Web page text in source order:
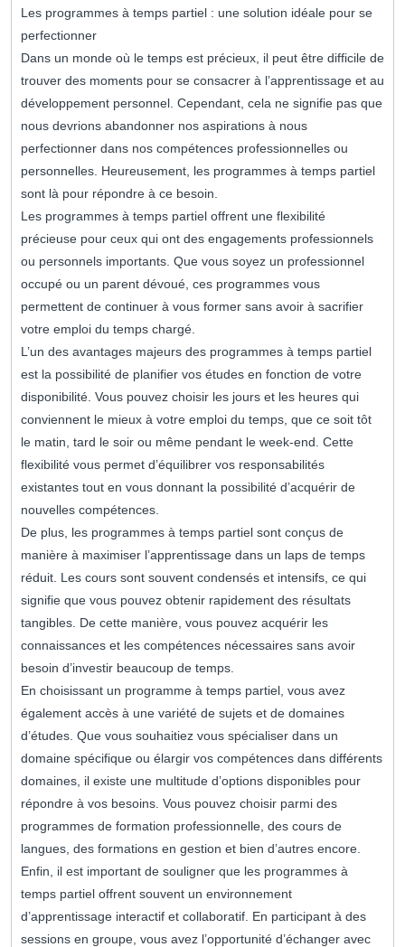
Les programmes à temps partiel : une solution idéale pour se
perfectionner
Dans un monde où le temps est précieux, il peut être difficile de
trouver des moments pour se consacrer à l’apprentissage et au
développement personnel. Cependant, cela ne signifie pas que
nous devrions abandonner nos aspirations à nous
perfectionner dans nos compétences professionnelles ou
personnelles. Heureusement, les programmes à temps partiel
sont là pour répondre à ce besoin.
Les programmes à temps partiel offrent une flexibilité
précieuse pour ceux qui ont des engagements professionnels
ou personnels importants. Que vous soyez un professionnel
occupé ou un parent dévoué, ces programmes vous
permettent de continuer à vous former sans avoir à sacrifier
votre emploi du temps chargé.
L’un des avantages majeurs des programmes à temps partiel
est la possibilité de planifier vos études en fonction de votre
disponibilité. Vous pouvez choisir les jours et les heures qui
conviennent le mieux à votre emploi du temps, que ce soit tôt
le matin, tard le soir ou même pendant le week-end. Cette
flexibilité vous permet d’équilibrer vos responsabilités
existantes tout en vous donnant la possibilité d’acquérir de
nouvelles compétences.
De plus, les programmes à temps partiel sont conçus de
manière à maximiser l’apprentissage dans un laps de temps
réduit. Les cours sont souvent condensés et intensifs, ce qui
signifie que vous pouvez obtenir rapidement des résultats
tangibles. De cette manière, vous pouvez acquérir les
connaissances et les compétences nécessaires sans avoir
besoin d’investir beaucoup de temps.
En choisissant un programme à temps partiel, vous avez
également accès à une variété de sujets et de domaines
d’études. Que vous souhaitiez vous spécialiser dans un
domaine spécifique ou élargir vos compétences dans différents
domaines, il existe une multitude d’options disponibles pour
répondre à vos besoins. Vous pouvez choisir parmi des
programmes de formation professionnelle, des cours de
langues, des formations en gestion et bien d’autres encore.
Enfin, il est important de souligner que les programmes à
temps partiel offrent souvent un environnement
d’apprentissage interactif et collaboratif. En participant à des
sessions en groupe, vous avez l’opportunité d’échanger avec